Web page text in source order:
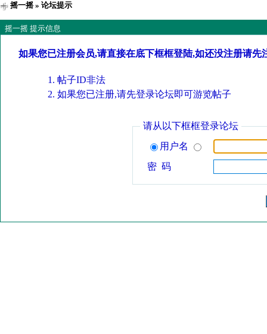
摇一摇» 论坛提示
摇一摇 提示信息
如果您已注册会员,请直接在底下框框登陆,如还没注册请先
帖子ID非法
如果您已注册,请先登录论坛即可游览帖子
请从以下框框登录论坛
用户名
密 码